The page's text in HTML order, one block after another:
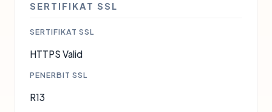
SERTIFIKAT SSL
SERTIFIKAT SSL
HTTPS Valid
PENERBIT SSL
R13